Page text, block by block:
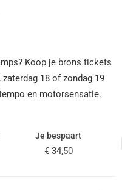
Koop je brons tickets
18 of zondag 19
en motorsensatie.
Je bespaart
€ 34,50